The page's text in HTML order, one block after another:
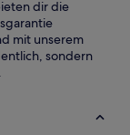
dir die
mit unserem
sondern